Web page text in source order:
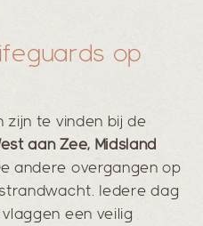
op
zijn te vinden bij de
aan Zee, Midsland
andere overgangen op
Iedere dag
een veilig